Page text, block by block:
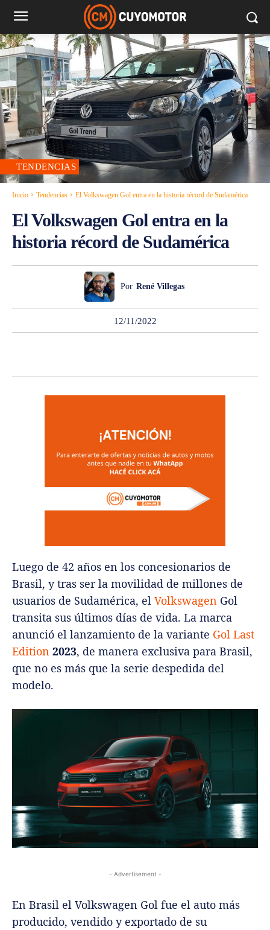
TENDENCIAS
Inicio Tendencias El Volkswagen Gol entra en la historia récord de Sudamérica
El Volkswagen Gol entra en la
historia récord de Sudamérica
Por René Villegas
12/11/2022
Luego de 42 años en los concesionarios de
Brasil, y tras ser la movilidad de millones de
usuarios de Sudamérica, el Volkswagen Gol
transita sus últimos días de vida. La marca
anunció el lanzamiento de la variante Gol Last
Edition 2023, de manera exclusiva para Brasil,
que no es más que la serie despedida del
modelo.
- Advertisement -
En Brasil el Volkswagen Gol fue el auto más
producido, vendido y exportado de su